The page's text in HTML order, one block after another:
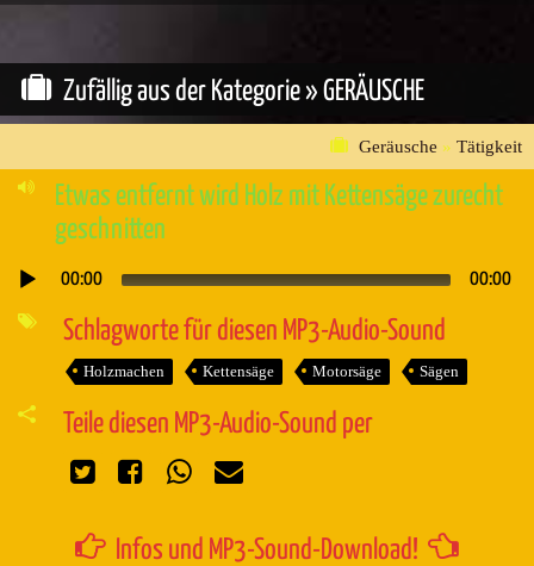
Zufällig aus der Kategorie » GERÄUSCHE
Geräusche » Tätigkeit
Etwas entfernt wird Holz mit Kettensäge zurecht
geschnitten
Audio-
00:00 00:00
Schlagworte für diesen MP3-Audio-Sound
Holzmachen Kettensäge Motorsäge Sägen
Teile diesen MP3-Audio-Sound per
Infos und MP3-Sound-Download!